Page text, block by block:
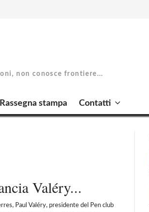
non conosce frontiere...
Rassegna stampa Contatti
Valéry...
Paul Valéry, presidente del Pen club